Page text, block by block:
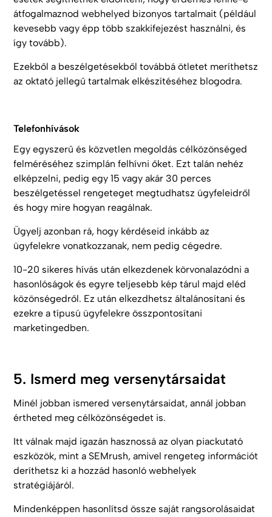
átfogalmaznod webhelyed bizonyos tartalmait (például
kevesebb vagy épp több szakkifejezést használni, és
így tovább).
Ezekből a beszélgetésekből továbbá ötletet meríthetsz
az oktató jellegű tartalmak elkészítéséhez blogodra.
Telefonhívások
Egy egyszerű és közvetlen megoldás célközönséged
felméréséhez szimplán felhívni őket. Ezt talán nehéz
elképzelni, pedig egy 15 vagy akár 30 perces
beszélgetéssel rengeteget megtudhatsz ügyfeleidről
és hogy mire hogyan reagálnak.
Ügyelj azonban rá, hogy kérdéseid inkább az
ügyfelekre vonatkozzanak, nem pedig cégedre.
10-20 sikeres hívás után elkezdenek körvonalazódni a
hasonlóságok és egyre teljesebb kép tárul majd eléd
közönségedről. Ez után elkezdhetsz általánosítani és
ezekre a típusú ügyfelekre összpontosítani
marketingedben.
5. Ismerd meg versenytársaidat
Minél jobban ismered versenytársaidat, annál jobban
értheted meg célközönségedet is.
Itt válnak majd igazán hasznossá az olyan piackutató
eszközök, mint a SEMrush, amivel rengeteg információt
deríthetsz ki a hozzád hasonló webhelyek
stratégiájáról.
Mindenképpen hasonlítsd össze saját rangsorolásaidat